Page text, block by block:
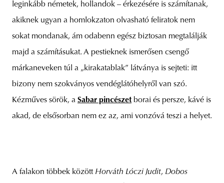
leginkább németek, hollandok – érkezésére is számítanak,
akiknek ugyan a homlokzaton olvasható feliratok nem
sokat mondanak, ám odabenn egész biztosan megtalálják
majd a számításukat. A pestieknek ismerősen csengő
márkaneveken túl a „kirakatablak” látványa is sejteti: itt
bizony nem szokványos vendéglátóhelyről van szó.
Kézműves sörök, a Sabar pincészetborai és persze, kávé is
akad, de elsősorban nem ez az, ami vonzóvá teszi a helyet.
A falakon többek között Horváth Lóczi Judit, Dobos